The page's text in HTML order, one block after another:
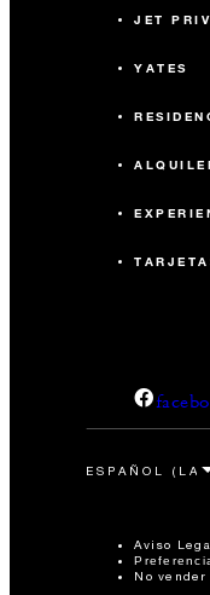
JET
YATES
Aviso
No